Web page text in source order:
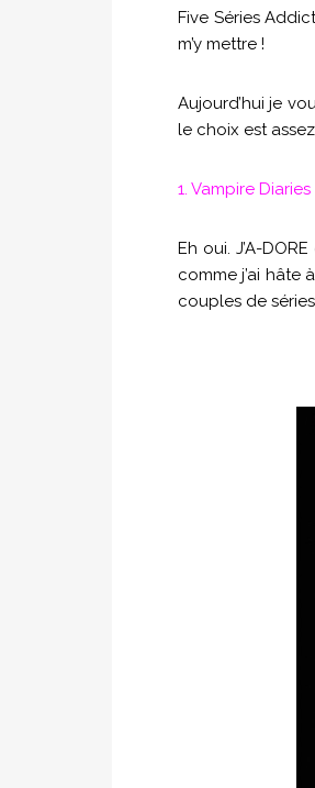
Five Séries
m’y mettre !
Aujourd’hui je
le choix est
1. Vampire Diaries
Eh oui. J’A-
comme j’ai hâte
couples de